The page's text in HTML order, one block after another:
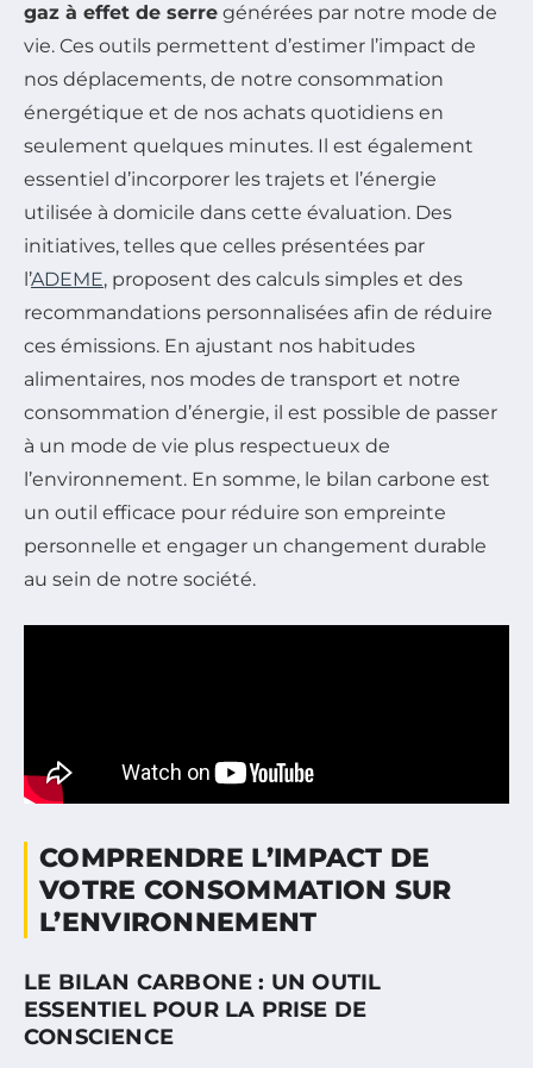
gaz à effet de serre générées par notre mode de
vie. Ces outils permettent d’estimer l’impact de
nos déplacements, de notre consommation
énergétique et de nos achats quotidiens en
seulement quelques minutes. Il est également
essentiel d’incorporer les trajets et l’énergie
utilisée à domicile dans cette évaluation. Des
initiatives, telles que celles présentées par
l’ADEME, proposent des calculs simples et des
recommandations personnalisées afin de réduire
ces émissions. En ajustant nos habitudes
alimentaires, nos modes de transport et notre
consommation d’énergie, il est possible de passer
à un mode de vie plus respectueux de
l’environnement. En somme, le bilan carbone est
un outil efficace pour réduire son empreinte
personnelle et engager un changement durable
au sein de notre société.
COMPRENDRE L’IMPACT DE
VOTRE CONSOMMATION SUR
L’ENVIRONNEMENT
LE BILAN CARBONE : UN OUTIL
ESSENTIEL POUR LA PRISE DE
CONSCIENCE